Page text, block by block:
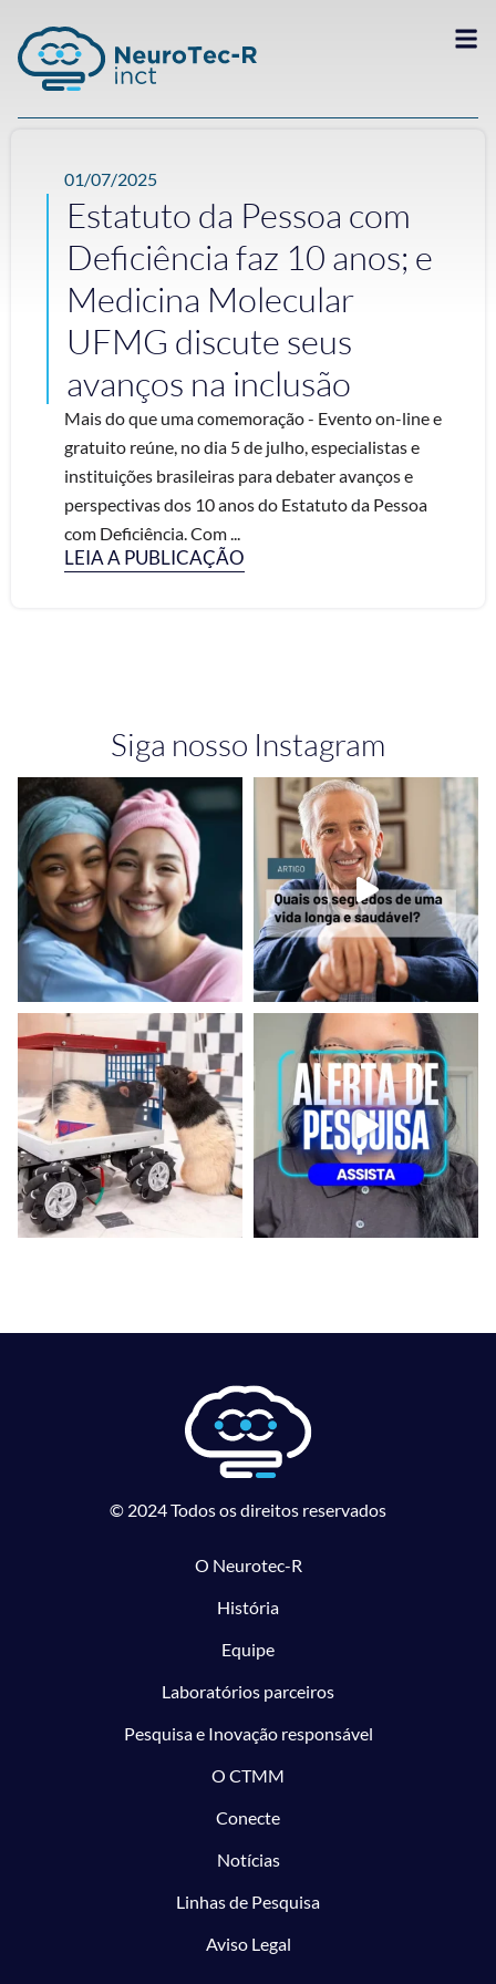
01/07/2025
Estatuto da Pessoa com
Deficiência faz 10 anos; e
Medicina Molecular
UFMG discute seus
avanços na inclusão
Mais do que uma comemoração - Evento on-line e
gratuito reúne, no dia 5 de julho, especialistas e
instituições brasileiras para debater avanços e
perspectivas dos 10 anos do Estatuto da Pessoa
com Deficiência. Com ...
LEIA A PUBLICAÇÃO
Siga nosso Instagram
© 2024 Todos os direitos reservados
O Neurotec-R
História
Equipe
Laboratórios parceiros
Pesquisa e Inovação responsável
O CTMM
Conecte
Notícias
Linhas de Pesquisa
Aviso Legal